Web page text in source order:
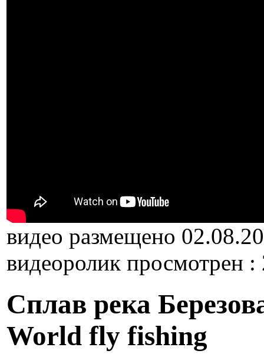
видео размещено
видеоролик просмотрен :
Сплав река
World fly fishing